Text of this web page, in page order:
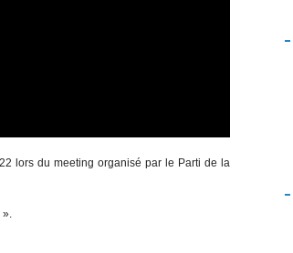
lors du meeting organisé par le Parti de la
».